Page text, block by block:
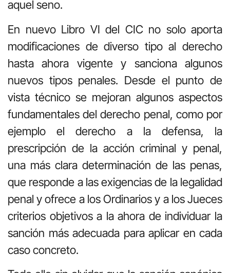
aquel seno.
En nuevo Libro VI del CIC no solo aporta
modificaciones de diverso tipo al derecho
hasta ahora vigente y sanciona algunos
nuevos tipos penales. Desde el punto de
vista técnico se mejoran algunos aspectos
fundamentales del derecho penal, como por
ejemplo el derecho a la defensa, la
prescripción de la acción criminal y penal,
una más clara determinación de las penas,
que responde a las exigencias de la legalidad
penal y ofrece a los Ordinarios y a los Jueces
criterios objetivos a la ahora de individuar la
sanción más adecuada para aplicar en cada
caso concreto.